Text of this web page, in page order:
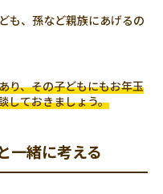
も、孫など親族にあげるの
り、その子どもにもお年玉
しておきましょう。
一緒に考える